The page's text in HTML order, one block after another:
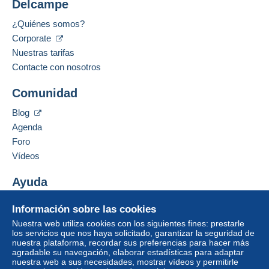
Precio según el modo de envío deseado
¡El vendedor le ofrece los gastos de envío!
Zona 3
Zona 4
Zona 5
Métodos de pago:
Idiomas hablados:
Francés,
Unidos)
1
Didier Mauroy
39, Rue du Thy
Contactar con el vendedor
Ocultar los objetos de este vendedor
Información sobre las cookies
Nuestra web utiliza cookies con los siguientes fines: prestarle
los servicios que nos haya solicitado, garantizar la seguridad de
nuestra plataforma, recordar sus preferencias para hacer más
agradable su navegación, elaborar estadísticas para adaptar
nuestra web a sus necesidades, mostrar vídeos y permitirle
Delcampe
¿Quiénes somos?
Corporate
Nuestras tarifas
Contacte con nosotros
Comunidad
Blog
Agenda
Foro
Vídeos
Ayuda
Comprar en Delcampe
Vender en Delcampe
Una página securizada